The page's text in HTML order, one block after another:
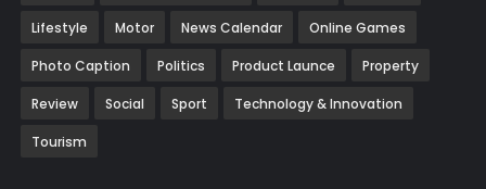
Lifestyle Motor News Calendar Online Games
Photo Caption Politics Product Launce Property
Review Social Sport Technology & Innovation
Tourism